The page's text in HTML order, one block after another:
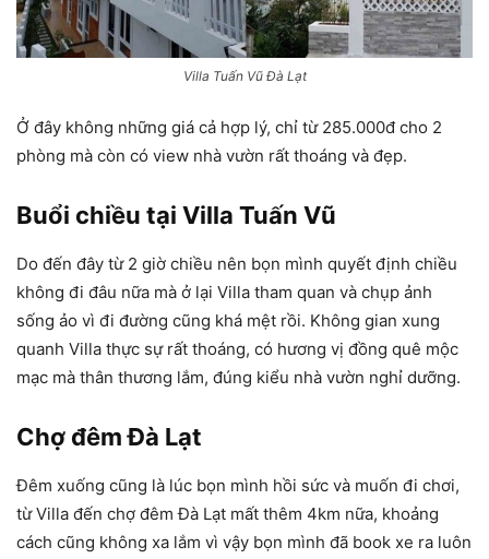
Villa Tuấn Vũ Đà Lạt
Ở đây không những giá cả hợp lý, chỉ từ 285.000đ cho 2
phòng mà còn có view nhà vườn rất thoáng và đẹp.
Buổi chiều tại Villa Tuấn Vũ
Do đến đây từ 2 giờ chiều nên bọn mình quyết định chiều
không đi đâu nữa mà ở lại Villa tham quan và chụp ảnh
sống ảo vì đi đường cũng khá mệt rồi. Không gian xung
quanh Villa thực sự rất thoáng, có hương vị đồng quê mộc
mạc mà thân thương lắm, đúng kiểu nhà vườn nghỉ dưỡng.
Chợ đêm Đà Lạt
Đêm xuống cũng là lúc bọn mình hồi sức và muốn đi chơi,
từ Villa đến chợ đêm Đà Lạt mất thêm 4km nữa, khoảng
cách cũng không xa lắm vì vậy bọn mình đã book xe ra luôn